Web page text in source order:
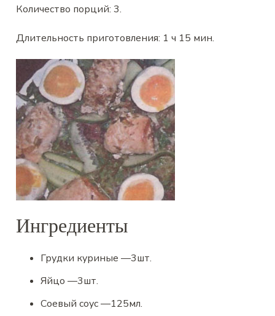
Количество порций:3.
Длительность приготовления: 1 ч 15 мин.
Ингредиенты
Грудки куриные —3шт.
Яйцо —3шт.
Соевый соус—125мл.